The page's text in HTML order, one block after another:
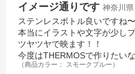
イメージ通りです 神奈川
ステンレスボトル良いですね〜
本当にイラストや文字が少し
ツヤツヤで映ます！！
今度はTHERMOSで作りたい
（商品カラー： スモークブルー）